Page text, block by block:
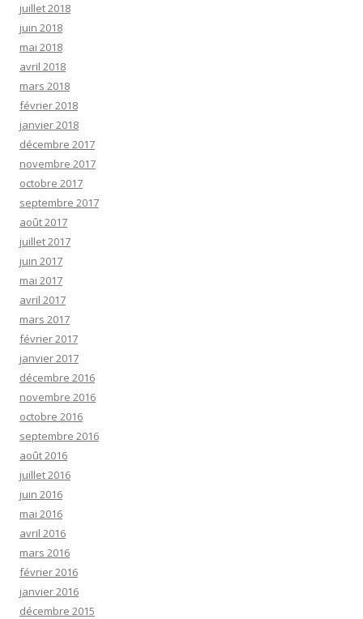
juillet 2018
juin 2018
mai 2018
avril 2018
mars 2018
février 2018
janvier 2018
décembre 2017
novembre 2017
octobre 2017
septembre 2017
août 2017
juillet 2017
juin 2017
mai 2017
avril 2017
mars 2017
février 2017
janvier 2017
décembre 2016
novembre 2016
octobre 2016
septembre 2016
août 2016
juillet 2016
juin 2016
mai 2016
avril 2016
mars 2016
février 2016
janvier 2016
décembre 2015